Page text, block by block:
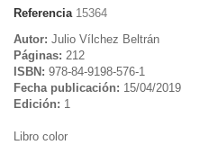
Referencia 15364
Autor: Julio Vílchez Beltrán
Páginas: 212
ISBN: 978-84-9198-576-1
Fecha publicación: 15/04/2019
Edición: 1
Libro color